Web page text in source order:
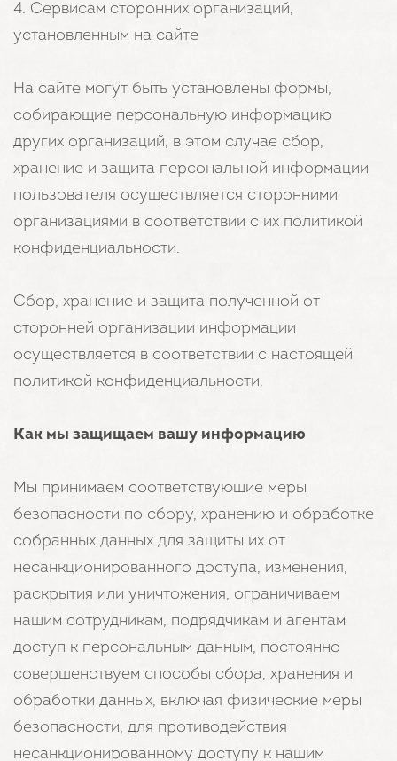
4. Сервисам сторонних организаций,
установленным на сайте
На сайте могут быть установлены формы,
собирающие персональную информацию
других организаций, в этом случае сбор,
хранение и защита персональной информации
пользователя осуществляется сторонними
организациями в соответствии с их политикой
конфиденциальности.
Сбор, хранение и защита полученной от
сторонней организации информации
осуществляется в соответствии с настоящей
политикой конфиденциальности.
Как мы защищаем вашу информацию
Мы принимаем соответствующие меры
безопасности по сбору, хранению и обработке
собранных данных для защиты их от
несанкционированного доступа, изменения,
раскрытия или уничтожения, ограничиваем
нашим сотрудникам, подрядчикам и агентам
доступ к персональным данным, постоянно
совершенствуем способы сбора, хранения и
обработки данных, включая физические меры
безопасности, для противодействия
несанкционированному доступу к нашим